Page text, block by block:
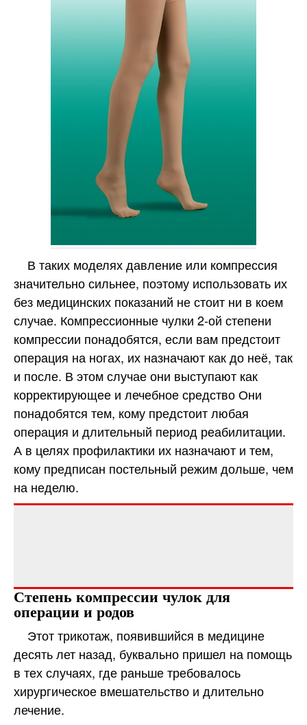
В таких моделях давление или компрессия
значительно сильнее, поэтому использовать их
без медицинских показаний не стоит ни в коем
случае. Компрессионные чулки 2-ой степени
компрессии понадобятся, если вам предстоит
операция на ногах, их назначают как до неё, так
и после. В этом случае они выступают как
корректирующее и лечебное средство Они
понадобятся тем, кому предстоит любая
операция и длительный период реабилитации.
А в целях профилактики их назначают и тем,
кому предписан постельный режим дольше, чем
на неделю.
Степень компрессии чулок для
операции и родов
Этот трикотаж, появившийся в медицине
десять лет назад, буквально пришел на помощь
в тех случаях, где раньше требовалось
хирургическое вмешательство и длительно
лечение.